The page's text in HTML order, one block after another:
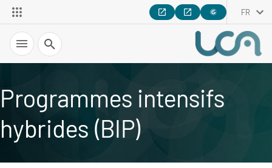
FR
Recherche
Programmes intensifs
hybrides (BIP)